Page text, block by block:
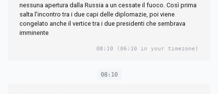
nessuna apertura dalla Russia a un cessate il fuoco. Così prima
salta l'incontro tra i due capi delle diplomazie, poi viene
congelato anche il vertice tra i due presidenti che sembrava
imminente
08:10 (06:10 in your timezone)
08:10